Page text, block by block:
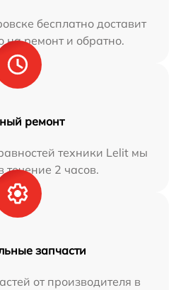
бесплатно доставит
на ремонт и обратно.
ремонт
техники Lelit мы
течение 2 часов.
запчасти
от производителя в